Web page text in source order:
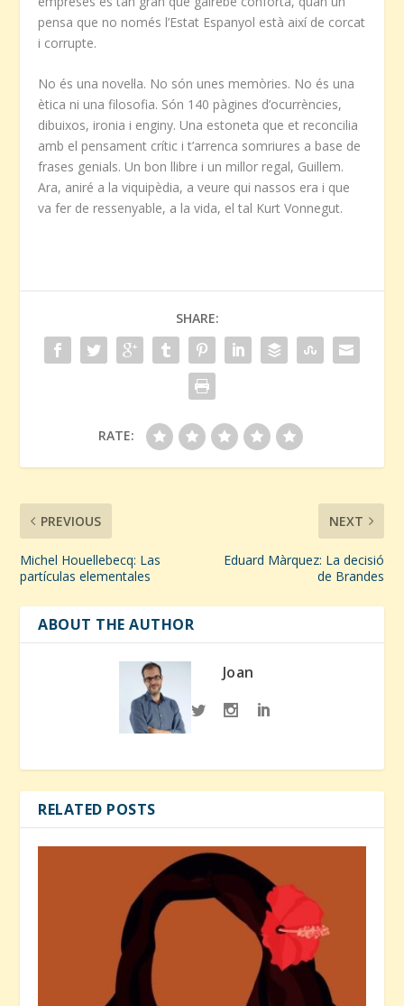
pensa que no només l’Estat Espanyol està així de corcat
i corrupte.
No és una novel·la. No són unes memòries. No és una
ètica ni una filosofia. Són 140 pàgines d’ocurrències,
dibuixos, ironia i enginy. Una estoneta que et reconcilia
amb el pensament crític i t’arrenca somriures a base de
frases genials. Un bon llibre i un millor regal, Guillem.
Ara, aniré a la viquipèdia, a veure qui nassos era i que
va fer de ressenyable, a la vida, el tal Kurt Vonnegut.
SHARE:
RATE:
PREVIOUS
Michel Houellebecq: Las
partículas elementales
NEXT
Eduard Màrquez: La decisió
de Brandes
ABOUT THE AUTHOR
Joan
RELATED POSTS